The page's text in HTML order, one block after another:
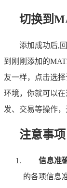
切换到
添加成功后,
到刚刚添加的
友一样，点击选
环境，你就可以
发、交易等操作，
注意事项
信息准
的各项信息